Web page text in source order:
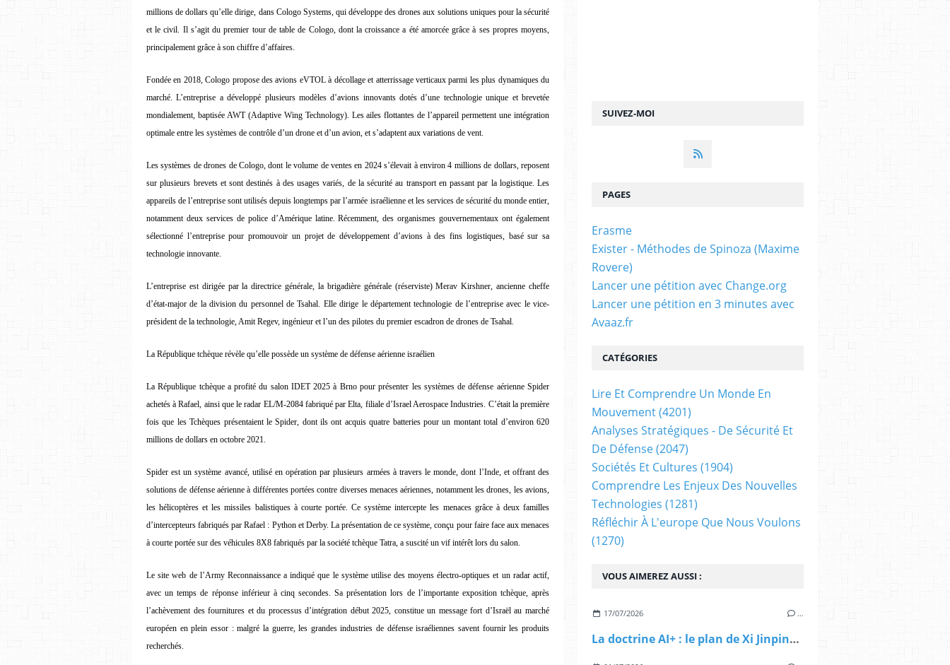
millions de dollars qu’elle dirige, dans Cologo Systems, qui développe des drones aux solutions uniques pour la sécurité
et le civil. Il s’agit du premier tour de table de Cologo, dont la croissance a été amorcée grâce à ses propres moyens,
principalement grâce à son chiffre d’affaires.
Fondée en 2018, Cologo propose des avions eVTOL à décollage et atterrissage verticaux parmi les plus dynamiques du
marché. L’entreprise a développé plusieurs modèles d’avions innovants dotés d’une technologie unique et brevetée
mondialement, baptisée AWT (Adaptive Wing Technology). Les ailes flottantes de l’appareil permettent une intégration
optimale entre les systèmes de contrôle d’un drone et d’un avion, et s’adaptent aux variations de vent.
Les systèmes de drones de Cologo, dont le volume de ventes en 2024 s’élevait à environ 4 millions de dollars, reposent
sur plusieurs brevets et sont destinés à des usages variés, de la sécurité au transport en passant par la logistique. Les
appareils de l’entreprise sont utilisés depuis longtemps par l’armée israélienne et les services de sécurité du monde entier,
notamment deux services de police d’Amérique latine. Récemment, des organismes gouvernementaux ont également
sélectionné l’entreprise pour promouvoir un projet de développement d’avions à des fins logistiques, basé sur sa
technologie innovante.
L’entreprise est dirigée par la directrice générale, la brigadière générale (réserviste) Merav Kirshner, ancienne cheffe
d’état-major de la division du personnel de Tsahal. Elle dirige le département technologie de l’entreprise avec le vice-
président de la technologie, Amit Regev, ingénieur et l’un des pilotes du premier escadron de drones de Tsahal.
La République tchèque révèle qu’elle possède un système de défense aérienne israélien
La République tchèque a profité du salon IDET 2025 à Brno pour présenter les systèmes de défense aérienne Spider
achetés à Rafael, ainsi que le radar EL/M-2084 fabriqué par Elta, filiale d’Israel Aerospace Industries. C’était la première
fois que les Tchèques présentaient le Spider, dont ils ont acquis quatre batteries pour un montant total d’environ 620
millions de dollars en octobre 2021.
Spider est un système avancé, utilisé en opération par plusieurs armées à travers le monde, dont l’Inde, et offrant des
solutions de défense aérienne à différentes portées contre diverses menaces aériennes, notamment les drones, les avions,
les hélicoptères et les missiles balistiques à courte portée. Ce système intercepte les menaces grâce à deux familles
d’intercepteurs fabriqués par Rafael : Python et Derby. La présentation de ce système, conçu pour faire face aux menaces
à courte portée sur des véhicules 8X8 fabriqués par la société tchèque Tatra, a suscité un vif intérêt lors du salon.
Le site web de l’Army Reconnaissance a indiqué que le système utilise des moyens électro-optiques et un radar actif,
avec un temps de réponse inférieur à cinq secondes. Sa présentation lors de l’importante exposition tchèque, après
l’achèvement des fournitures et du processus d’intégration début 2025, constitue un message fort d’Israël au marché
européen en plein essor : malgré la guerre, les grandes industries de défense israéliennes savent fournir les produits
recherchés.
SUIVEZ-MOI
VOUS AIMEREZ AUSSI :
17/07/2026 …
La doctrine AI+ : le plan de Xi Jinping pour ruiner la Silicon Valley | Le Grand Continent
PAGES
Erasme
Exister - Méthodes de Spinoza (Maxime
Rovere)
Lancer une pétition avec Change.org
Lancer une pétition en 3 minutes avec
Avaaz.fr
CATÉGORIES
Lire Et Comprendre Un Monde En
Mouvement(4201)
Analyses Stratégiques - De Sécurité Et
De Défense(2047)
Sociétés Et Cultures (1904)
Comprendre Les Enjeux Des Nouvelles
Technologies (1281)
Réfléchir À L'europe Que Nous Voulons
(1270)